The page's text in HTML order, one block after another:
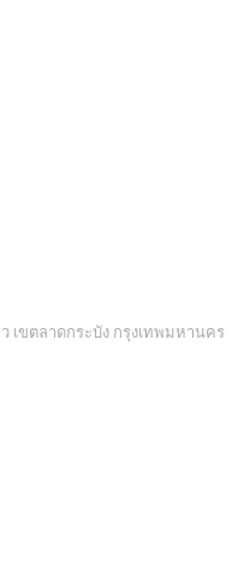
เขตลาดกระบัง กรุงเทพมหานคร